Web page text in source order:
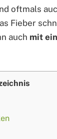
oftmals
Fieber
auch mit